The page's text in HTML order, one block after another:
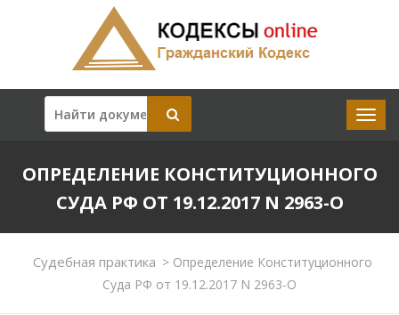
ОПРЕДЕЛЕНИЕ КОНСТИТУЦИОННОГО
СУДА РФ ОТ 19.12.2017 N 2963-О
Судебная практика > Определение Конституционного
Суда РФ от 19.12.2017 N 2963-О